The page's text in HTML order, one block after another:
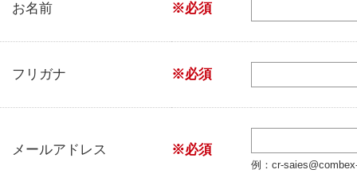
お名前 ※必須
フリガナ ※必須
メールアドレス ※必須
例：cr-